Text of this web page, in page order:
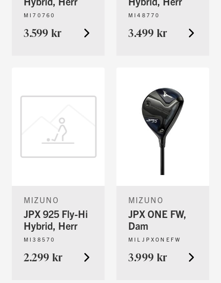
MI70760
3.599 kr
MI48770
3.499 kr
MIZUNO
JPX 925 Fly-Hi
Hybrid, Herr
MI38570
2.299 kr
MIZUNO
JPX ONE FW,
Dam
MILJPXONEFW
3.999 kr